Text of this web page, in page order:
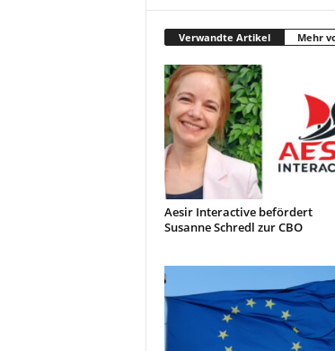
Verwandte Artikel Mehr
Aesir Interactive befördert
Susanne Schredl zur CBO